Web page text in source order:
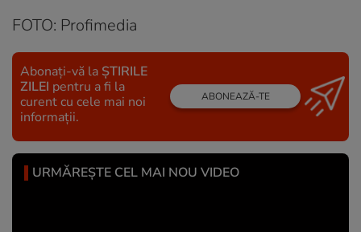
FOTO: Profimedia
Abonați-vă la ȘTIRILE
ZILEI pentru a fi la
curent cu cele mai noi
informații.
ABONEAZĂ-TE
URMĂREȘTE CEL MAI NOU VIDEO